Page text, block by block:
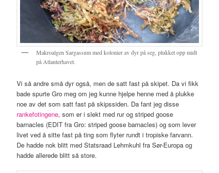
Makroalgen Sargassum med kolonier av dyr på seg, plukket opp midt
på Atlanterhavet.
Vi så andre små dyr også, men de satt fast på skipet. Da vi fikk
bade spurte Gro meg om jeg kunne hjelpe henne med å plukke
noe av det som satt fast på skipssiden. Da fant jeg disse
rankefotingene, som er i slekt med rur og striped goose
barnacles (EDIT fra Gro: striped goose barnacles) og som lever
livet ved å sitte fast på ting som flyter rundt i tropiske farvann.
De hadde nok blitt med Statsraad Lehmkuhl fra Sør-Europa og
hadde allerede blitt så store.